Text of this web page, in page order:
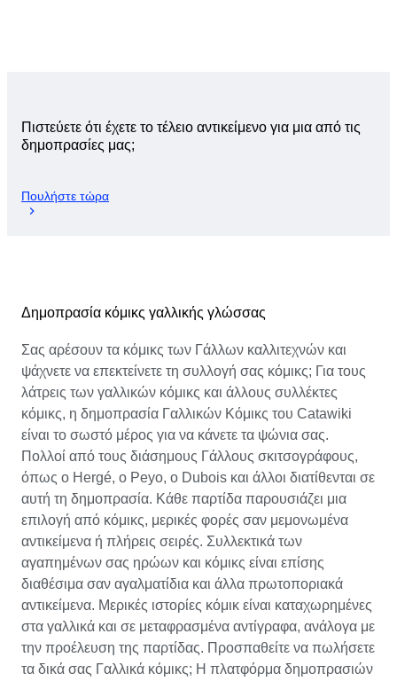
Πιστεύετε ότι έχετε το τέλειο αντικείμενο για μια από τις
δημοπρασίες μας;
Πουλήστε τώρα
Δημοπρασία κόμικς γαλλικής γλώσσας
Σας αρέσουν τα κόμικς των Γάλλων καλλιτεχνών και
ψάχνετε να επεκτείνετε τη συλλογή σας κόμικς; Για τους
λάτρεις των γαλλικών κόμικς και άλλους συλλέκτες
κόμικς, η δημοπρασία Γαλλικών Κόμικς του Catawiki
είναι το σωστό μέρος για να κάνετε τα ψώνια σας.
Πολλοί από τους διάσημους Γάλλους σκιτσογράφους,
όπως ο Hergé, ο Peyo, ο Dubois και άλλοι διατίθενται σε
αυτή τη δημοπρασία. Κάθε παρτίδα παρουσιάζει μια
επιλογή από κόμικς, μερικές φορές σαν μεμονωμένα
αντικείμενα ή πλήρεις σειρές. Συλλεκτικά των
αγαπημένων σας ηρώων και κόμικς είναι επίσης
διαθέσιμα σαν αγαλματίδια και άλλα πρωτοποριακά
αντικείμενα. Μερικές ιστορίες κόμικ είναι καταχωρημένες
στα γαλλικά και σε μεταφρασμένα αντίγραφα, ανάλογα με
την προέλευση της παρτίδας. Προσπαθείτε να πωλήσετε
τα δικά σας Γαλλικά κόμικς; Η πλατφόρμα δημοπρασιών